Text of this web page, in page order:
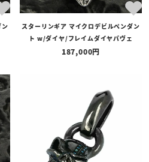
ン
スターリンギア マイクロデビルペンダン
ト w/ダイヤ/フレイムダイヤパヴェ
187,000